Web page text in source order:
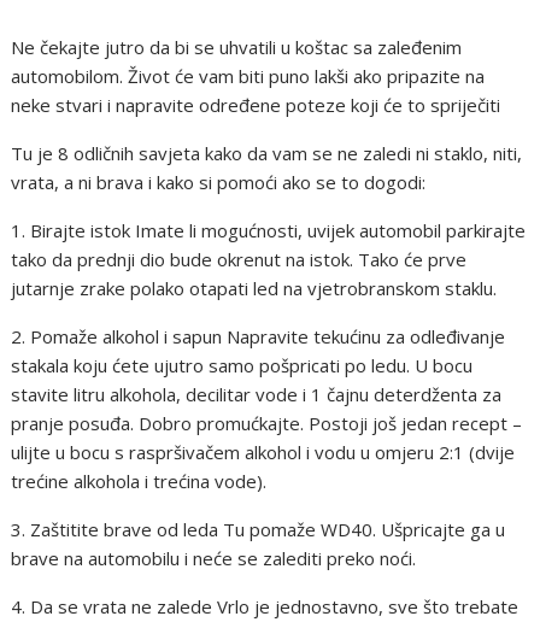
Ne čekajte jutro da bi se uhvatili u koštac sa zaleđenim
automobilom. Život će vam biti puno lakši ako pripazite na
neke stvari i napravite određene poteze koji će to spriječiti
Tu je 8 odličnih savjeta kako da vam se ne zaledi ni staklo, niti,
vrata, a ni brava i kako si pomoći ako se to dogodi:
1. Birajte istok Imate li mogućnosti, uvijek automobil parkirajte
tako da prednji dio bude okrenut na istok. Tako će prve
jutarnje zrake polako otapati led na vjetrobranskom staklu.
2. Pomaže alkohol i sapun Napravite tekućinu za odleđivanje
stakala koju ćete ujutro samo pošpricati po ledu. U bocu
stavite litru alkohola, decilitar vode i 1 čajnu deterdženta za
pranje posuđa. Dobro promućkajte. Postoji još jedan recept –
ulijte u bocu s raspršivačem alkohol i vodu u omjeru 2:1 (dvije
trećine alkohola i trećina vode).
3. Zaštitite brave od leda Tu pomaže WD40. Ušpricajte ga u
brave na automobilu i neće se zalediti preko noći.
4. Da se vrata ne zalede Vrlo je jednostavno, sve što trebate